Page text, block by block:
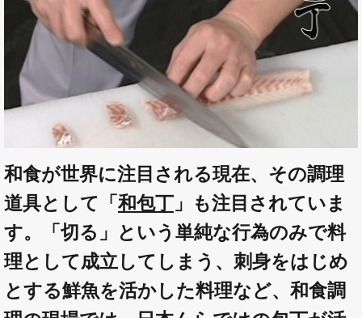
和食が世界に注目される現在、その調理
道具として「 和包丁
」も注目されていま
す。「切る」という単純な行為のみで料
理として成立してしまう、刺身をはじめ
とする鮮魚を活かした料理など、和食調